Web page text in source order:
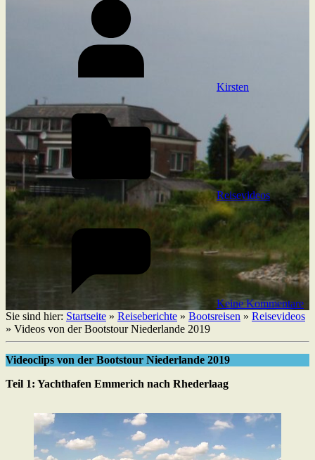
Kirsten
Reisevideos
Keine Kommentare
Sie sind hier: Startseite » Reiseberichte » Bootsreisen » Reisevideos
» Videos von der Bootstour Niederlande 2019
Videoclips von der Bootstour Niederlande 2019
Teil 1: Yachthafen Emmerich nach Rhederlaag